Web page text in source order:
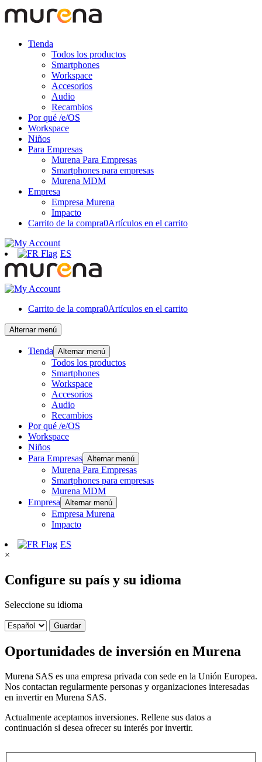
Tienda
Todos los productos
Smartphones
Workspace
Accesorios
Audio
Recambios
Por qué /e/OS
Workspace
Niños
Para Empresas
Murena Para Empresas
Smartphones para empresas
Murena MDM
Empresa
Empresa Murena
Impacto
Carrito de la compra0Artículos en el carrito
ES
Carrito de la compra0Artículos en el carrito
Alternar menú
Tienda Alternar menú
Todos los productos
Smartphones
Workspace
Accesorios
Audio
Recambios
Por qué /e/OS
Workspace
Niños
Para Empresas Alternar menú
Murena Para Empresas
Smartphones para empresas
Murena MDM
Empresa Alternar menú
Empresa Murena
Impacto
ES
×
Configure su país y su idioma
Seleccione su idioma
Guardar
Oportunidades de inversión en Murena
Murena SAS es una empresa privada con sede en la Unión Europea.
Nos contactan regularmente personas y organizaciones interesadas
en invertir en Murena SAS.
Actualmente aceptamos inversiones. Rellene sus datos a
continuación si desea ofrecer su interés por invertir.